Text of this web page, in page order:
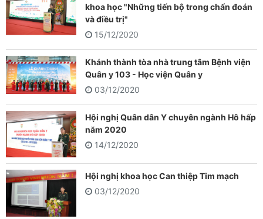
khoa học "Những tiến bộ trong chẩn đoán
và điều trị"
15/12/2020
Khánh thành tòa nhà trung tâm Bệnh viện
Quân y 103 - Học viện Quân y
03/12/2020
Hội nghị Quân dân Y chuyên ngành Hô hấp
năm 2020
14/12/2020
Hội nghị khoa học Can thiệp Tim mạch
03/12/2020